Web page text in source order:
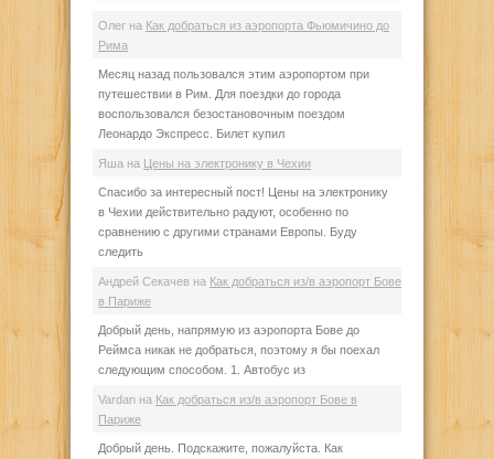
Олег на Как добраться из аэропорта Фьюмичино до
Рима
Месяц назад пользовался этим аэропортом при
путешествии в Рим. Для поездки до города
воспользовался безостановочным поездом
Леонардо Экспресс. Билет купил
Яша на Цены на электронику в Чехии
Спасибо за интересный пост! Цены на электронику
в Чехии действительно радуют, особенно по
сравнению с другими странами Европы. Буду
следить
Андрей Секачев на Как добраться из/в аэропорт Бове
в Париже
Добрый день, напрямую из аэропорта Бове до
Реймса никак не добраться, поэтому я бы поехал
следующим способом. 1. Автобус из
Vardan на Как добраться из/в аэропорт Бове в
Париже
Добрый день. Подскажите, пожалуйста. Как